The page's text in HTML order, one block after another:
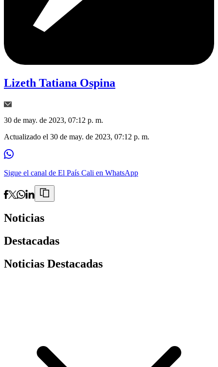
Lizeth Tatiana Ospina
30 de may. de 2023, 07:12 p. m.
Actualizado el 30 de may. de 2023, 07:12 p. m.
Sigue el canal de El País Cali en WhatsApp
Noticias
Destacadas
Noticias Destacadas